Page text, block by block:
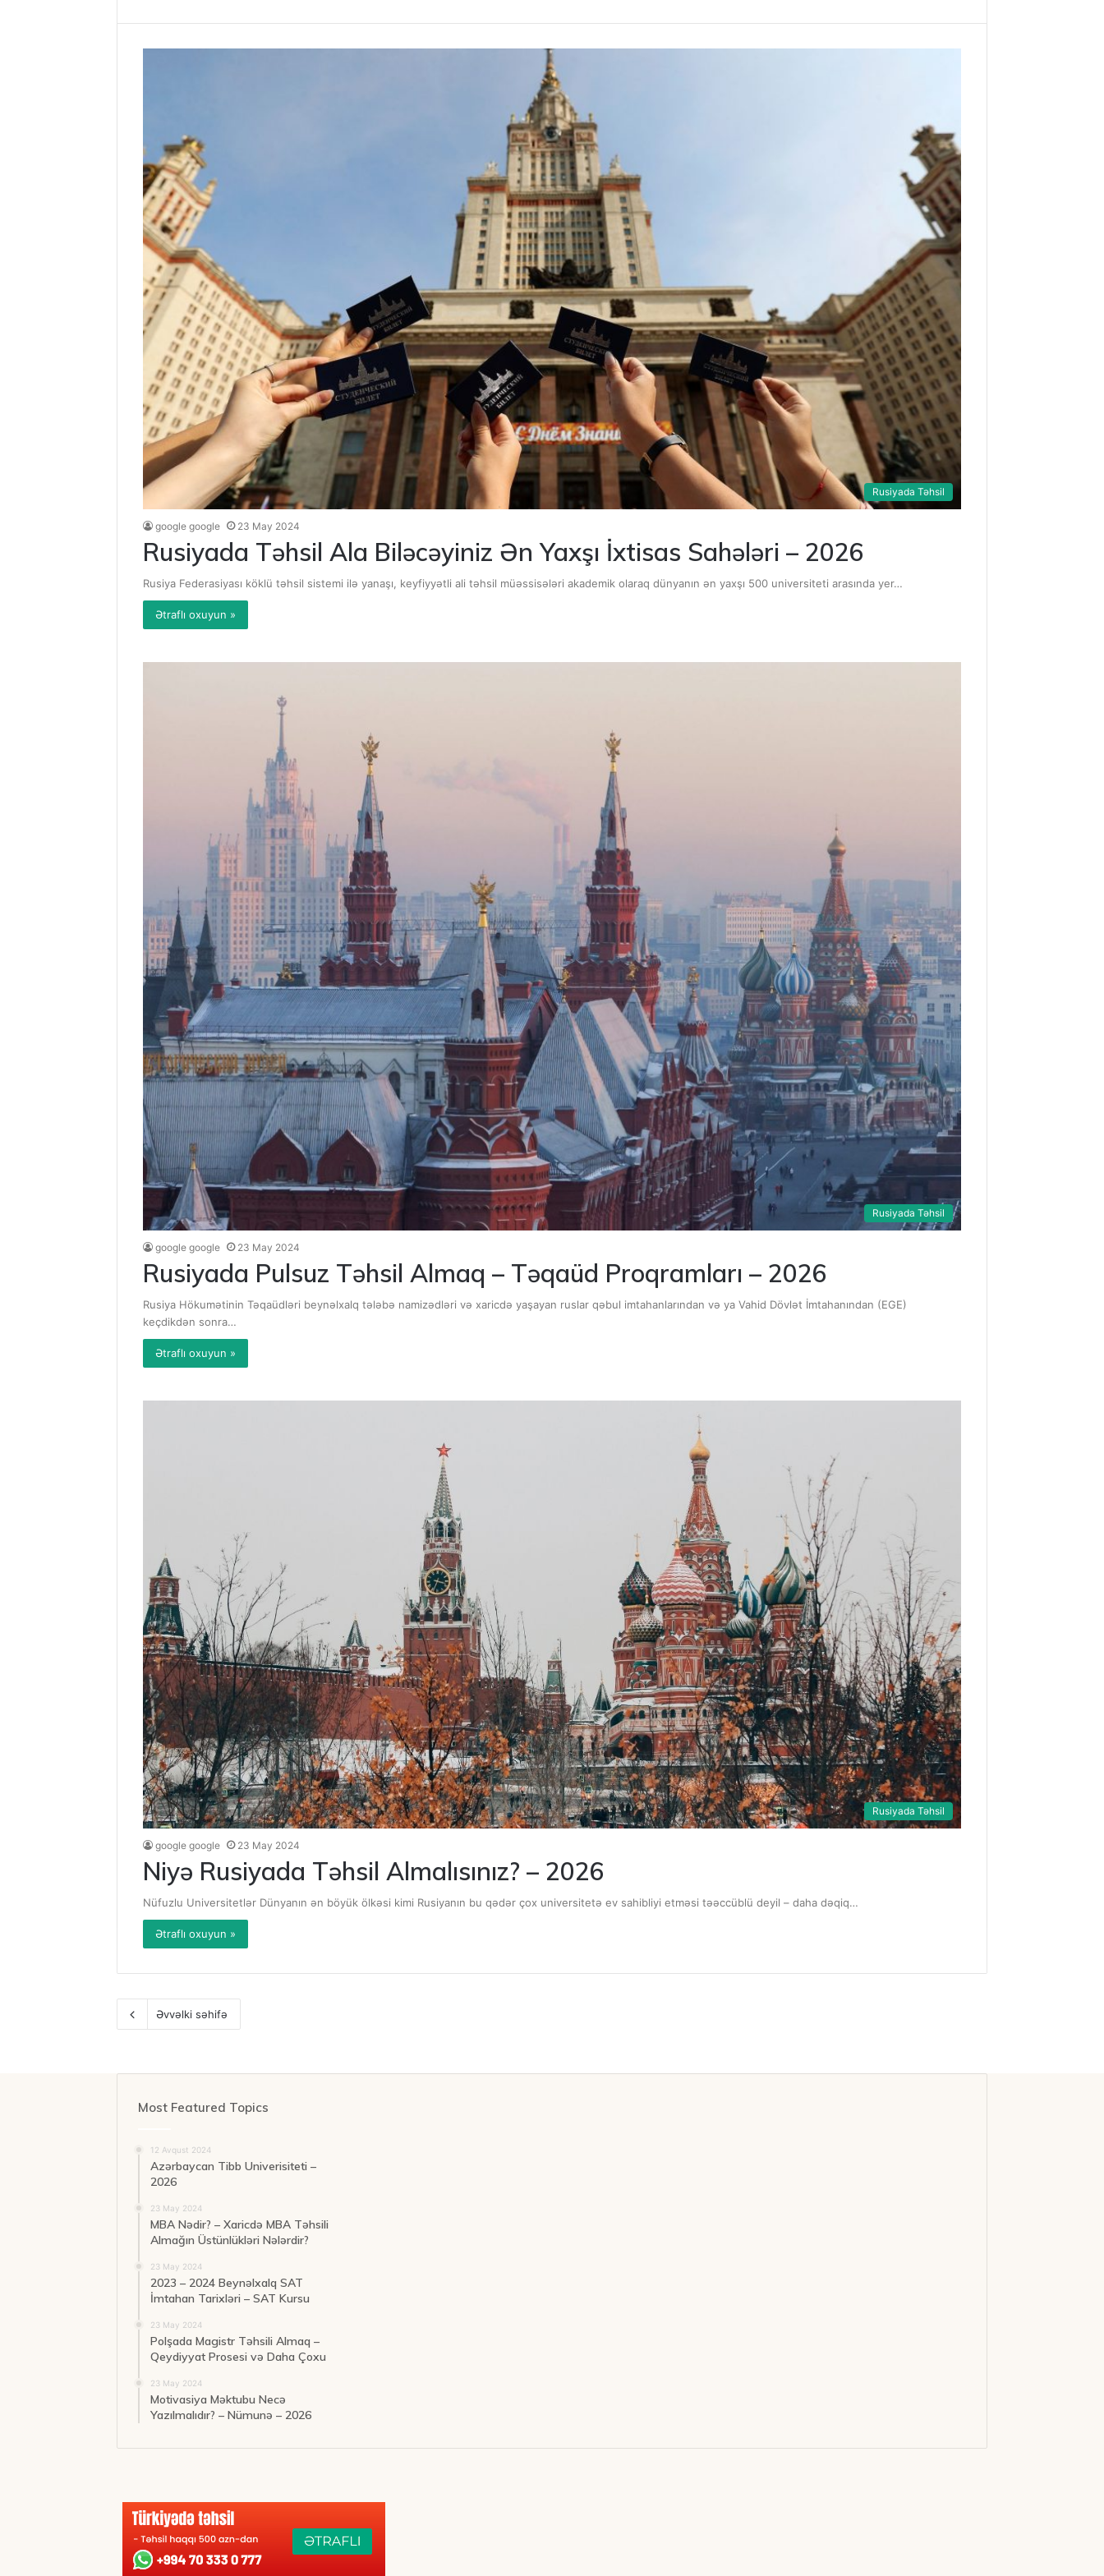
Rusiyada Təhsil
google google 23 May 2024
Rusiyada Təhsil Ala Biləcəyiniz Ən Yaxşı İxtisas Sahələri – 2026
Rusiya Federasiyası köklü təhsil sistemi ilə yanaşı, keyfiyyətli ali təhsil müəssisələri akademik olaraq dünyanın ən yaxşı 500 universiteti arasında yer…
Ətraflı oxuyun »
Rusiyada Təhsil
google google 23 May 2024
Rusiyada Pulsuz Təhsil Almaq – Təqaüd Proqramları – 2026
Rusiya Hökumətinin Təqaüdləri beynəlxalq tələbə namizədləri və xaricdə yaşayan ruslar qəbul imtahanlarından və ya Vahid Dövlət İmtahanından (EGE)
keçdikdən sonra…
Ətraflı oxuyun »
Rusiyada Təhsil
google google 23 May 2024
Niyə Rusiyada Təhsil Almalısınız? – 2026
Nüfuzlu Universitetlər Dünyanın ən böyük ölkəsi kimi Rusiyanın bu qədər çox universitetə ​​ev sahibliyi etməsi təəccüblü deyil – daha dəqiq…
Ətraflı oxuyun »
Əvvəlki səhifə
Most Featured Topics
12 Avqust 2024
Azərbaycan Tibb Univerisiteti –
2026
23 May 2024
MBA Nədir? – Xaricdə MBA Təhsili
Almağın Üstünlükləri Nələrdir?
23 May 2024
2023 – 2024 Beynəlxalq SAT
İmtahan Tarixləri – SAT Kursu
23 May 2024
Polşada Magistr Təhsili Almaq –
Qeydiyyat Prosesi və Daha Çoxu
23 May 2024
Motivasiya Məktubu Necə
Yazılmalıdır? – Nümunə – 2026